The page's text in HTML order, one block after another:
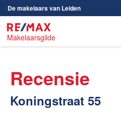
De makelaars van Leiden
Makelaarsgilde
Ons aanbod
Woningzoekers
Recensie
Koningstraat 55